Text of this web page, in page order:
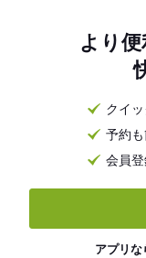
より
クイ
予約
会員
アプリな